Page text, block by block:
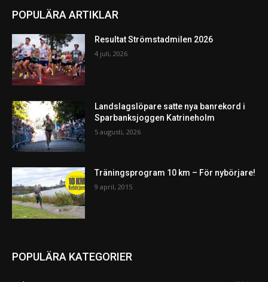
POPULÄRA ARTIKLAR
Resultat Strömstadmilen 2026
4 juli, 2026
Landslagslöpare satte nya banrekord i
Sparbanksjoggen Katrineholm
5 augusti, 2026
Träningsprogram 10 km – För nybörjare!
9 april, 2015
POPULÄRA KATEGORIER